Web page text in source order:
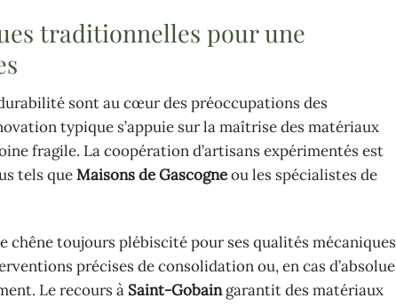
traditionnelles pour une
sont au cœur des préoccupations des
typique s’appuie sur la maîtrise des matériaux
fragile. La coopération d’artisans expérimentés est
tels queMaisons de Gascogneou les spécialistes de
chêne toujours plébiscité pour ses qualités mécaniques
précises de consolidation ou, en cas d’absolue
Le recours à Saint-Gobaingarantit des matériaux